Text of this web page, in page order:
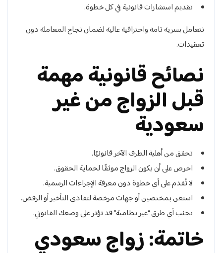
تقديم استشارات قانونية في كل خطوة.
نتعامل بسرية تامة واحترافية عالية لضمان نجاح المعاملة دون
تعقيدات.
نصائح قانونية مهمة
قبل الزواج من غير
سعودية
تحقق من أهلية الطرف الآخر قانونيًا.
احرص على أن يكون الزواج موثقًا لحماية الحقوق.
لا تُقدم على أي خطوة دون معرفة الإجراءات الرسمية.
استعن بمختصين أو جهات مرخصة لتفادي التأخير أو الرفض.
تجنب أي طرق “غير نظامية” قد تؤثر على وضعك القانوني.
خاتمة: زواج سعودي